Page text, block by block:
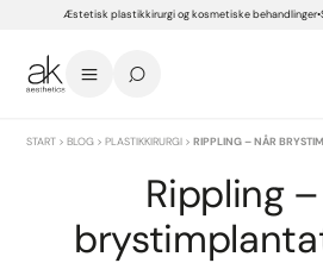
Æstetisk plastikkirurgi og kosmetiske behandlinger
START >BLOG >PLASTIKKIRURGI >RIPPLING – NÅR
Rippling